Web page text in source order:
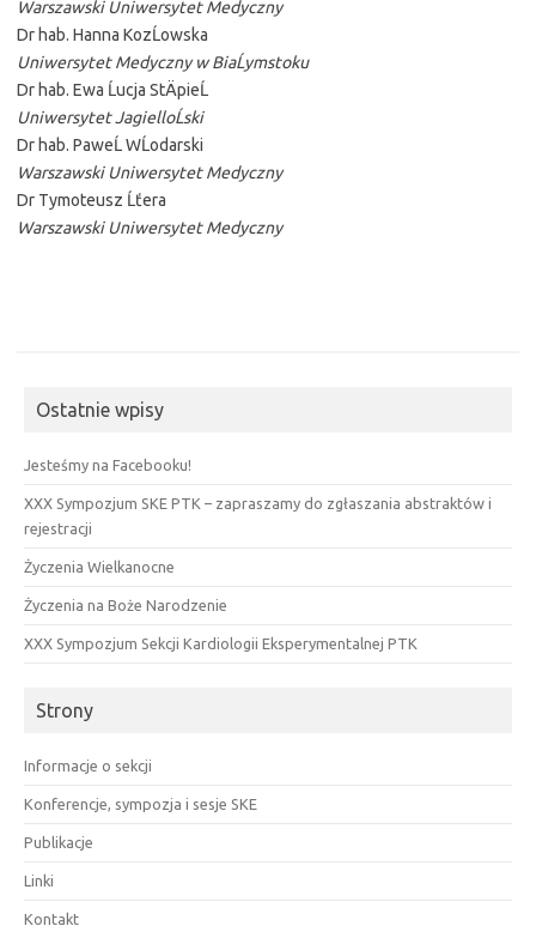
Warszawski Uniwersytet Medyczny
Dr hab. Hanna KozĹowska
Uniwersytet Medyczny w BiaĹymstoku
Dr hab. Ewa Ĺucja StÄpieĹ
Uniwersytet JagielloĹski
Dr hab. PaweĹ WĹodarski
Warszawski Uniwersytet Medyczny
Dr Tymoteusz Ĺťera
Warszawski Uniwersytet Medyczny
Ostatnie wpisy
Jesteśmy na Facebooku!
XXX Sympozjum SKE PTK – zapraszamy do zgłaszania abstraktów i
rejestracji
Życzenia Wielkanocne
Życzenia na Boże Narodzenie
XXX Sympozjum Sekcji Kardiologii Eksperymentalnej PTK
Strony
Informacje o sekcji
Konferencje, sympozja i sesje SKE
Publikacje
Linki
Kontakt